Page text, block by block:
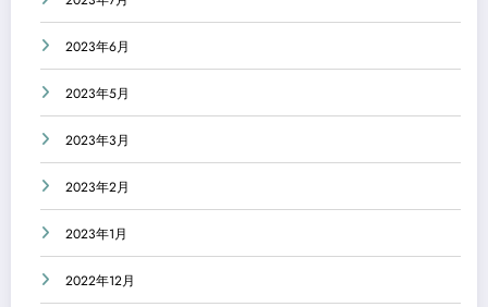
2023年6月
2023年5月
2023年3月
2023年2月
2023年1月
2022年12月